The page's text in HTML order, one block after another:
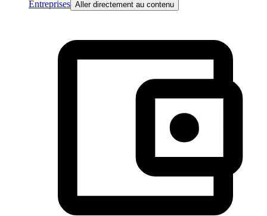
Entreprises Aller directement au contenu